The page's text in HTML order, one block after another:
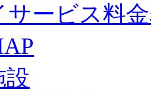
サービス料
設